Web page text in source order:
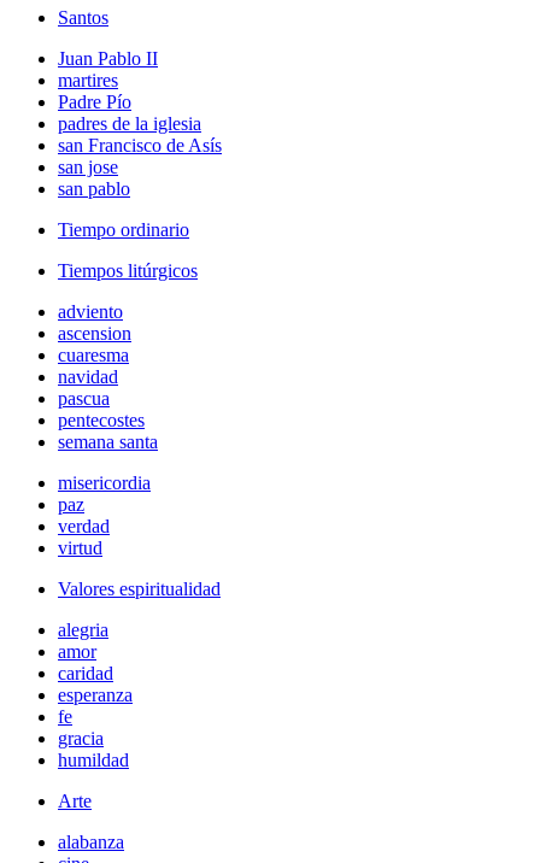
Santos
Juan Pablo II
martires
Padre Pío
padres de la iglesia
san Francisco de Asís
san jose
san pablo
Tiempo ordinario
Tiempos litúrgicos
adviento
ascension
cuaresma
navidad
pascua
pentecostes
semana santa
misericordia
paz
verdad
virtud
Valores espiritualidad
alegria
amor
caridad
esperanza
fe
gracia
humildad
Arte
alabanza